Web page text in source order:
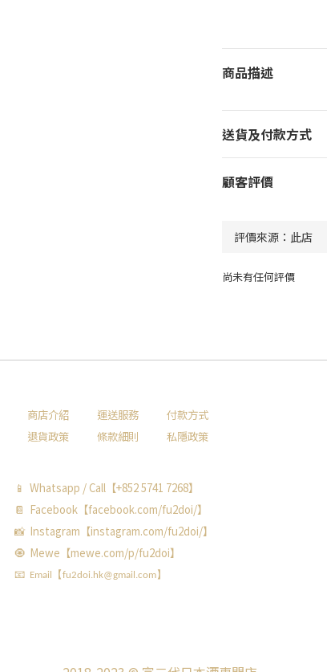
商品描述
送貨及付款方式
顧客評價
尚未有任何評價
商店介紹 運送服務
付款方式
退貨政策
條款細則 私隱政策
📱 Whatsapp / Call【+852 5741 7268】
📔 Facebook【facebook.com/fu2doi/】
📸 Instagram【instagram.com/fu2doi/】
🧿 Mewe【mewe.com/p/fu2doi】
📧 Email【fu2doi.hk@gmail.com】